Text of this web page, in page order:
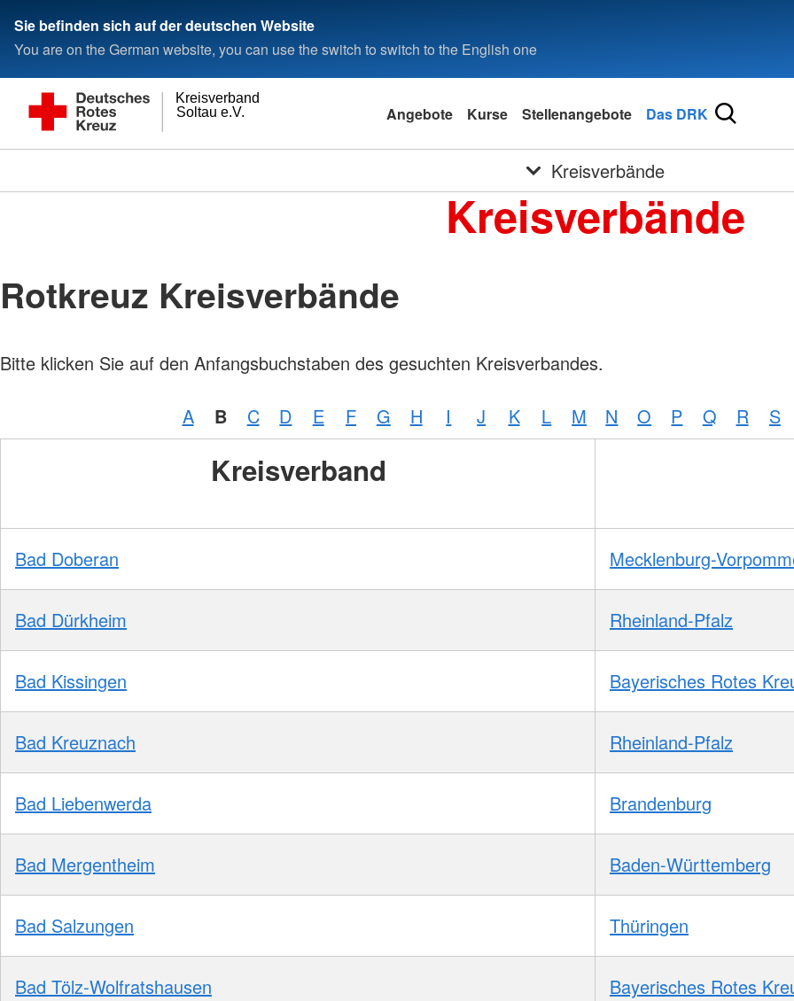
Sie befinden sich auf der deutschen Website
You are on the German website, you can use the switch to switch to the English one
Soltau e.V.
Kreisverband
Angebote Kurse Stellenangebote Das DRK
Kreisverbände
Kreisverbände
Rotkreuz Kreisverbände
Bitte klicken Sie auf den Anfangsbuchstaben des gesuchten Kreisverbandes.
A B C D E F G H I J K L M N O P Q R S
Kreisverband
Bad Doberan Mecklenburg-
Bad Dürkheim Rheinland-Pfalz
Bad Kissingen Bayerisches Rotes
Bad Kreuznach Rheinland-Pfalz
Bad Liebenwerda Brandenburg
Bad Mergentheim Baden-Württemberg
Bad Salzungen Thüringen
Bad Tölz-Wolfratshausen Bayerisches Rotes